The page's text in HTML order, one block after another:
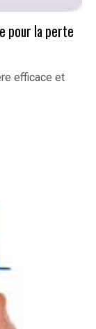
pour la perte
efficace et